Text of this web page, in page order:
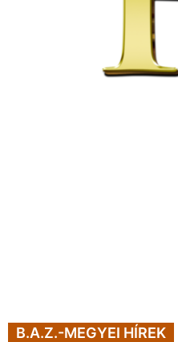
B.A.Z.-MEGYEI HÍREK